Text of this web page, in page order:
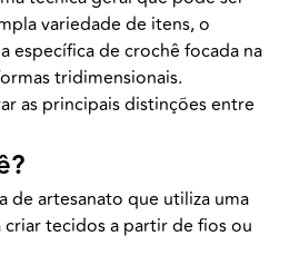
variedade de itens, o
específica de crochê focada na
tridimensionais.
as principais distinções entre
de artesanato que utiliza uma
tecidos a partir de fios ou